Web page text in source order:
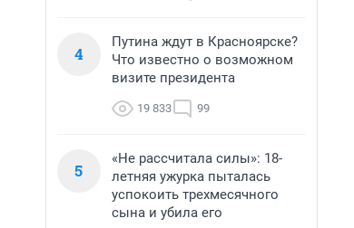
4
Путина ждут в Красноярске?
Что известно о возможном
визите президента
19 833 99
5
«Не рассчитала силы»: 18-
летняя ужурка пыталась
успокоить трехмесячного
сына и убила его